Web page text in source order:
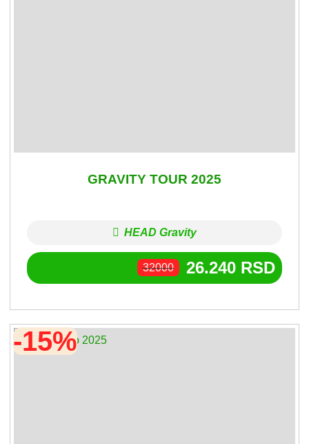
GRAVITY TOUR 2025
HEAD Gravity
32000 26.240 RSD
-15%